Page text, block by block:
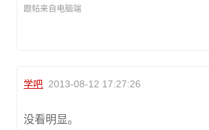
跟帖来自电脑端
学吧 2013-08-12 17:27:26
没看明显。